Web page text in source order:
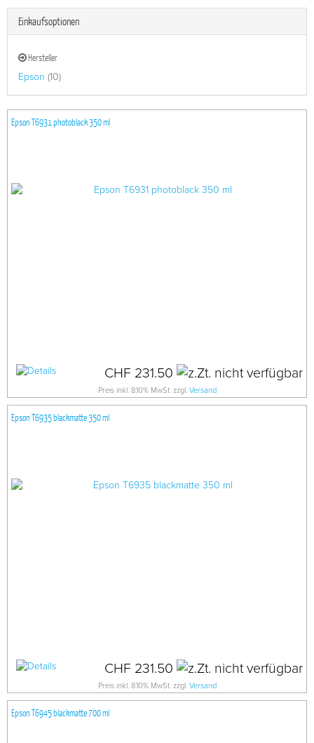
Einkaufsoptionen
Hersteller
Epson (10)
Epson T6931 photoblack 350 ml
CHF 231.50
Preis inkl. 8.10% MwSt. zzgl. Versand
Epson T6935 blackmatte 350 ml
CHF 231.50
Preis inkl. 8.10% MwSt. zzgl. Versand
Epson T6945 blackmatte 700 ml